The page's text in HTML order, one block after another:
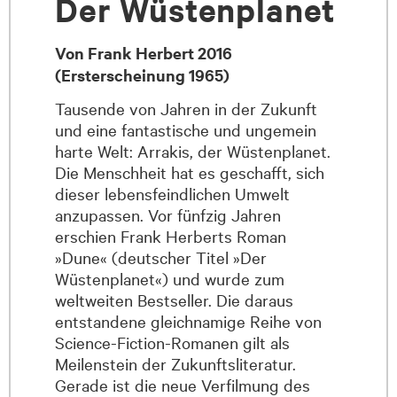
Der Wüstenplanet
Von Frank Herbert 2016
(Ersterscheinung 1965)
Tausende von Jahren in der Zukunft
und eine fantastische und ungemein
harte Welt: Arrakis, der Wüstenplanet.
Die Menschheit hat es geschafft, sich
dieser lebensfeindlichen Umwelt
anzupassen. Vor fünfzig Jahren
erschien Frank Herberts Roman
»Dune« (deutscher Titel »Der
Wüstenplanet«) und wurde zum
weltweiten Bestseller. Die daraus
entstandene gleichnamige Reihe von
Science-Fiction-Romanen gilt als
Meilenstein der Zukunftsliteratur.
Gerade ist die neue Verfilmung des